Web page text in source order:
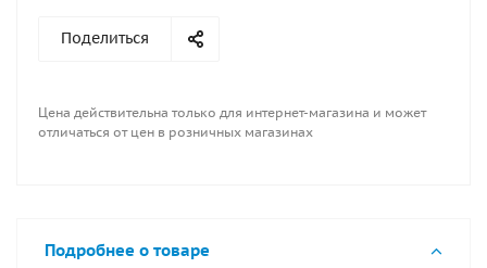
Поделиться
Цена действительна только для интернет-магазина и может
отличаться от цен в розничных магазинах
Подробнее о товаре